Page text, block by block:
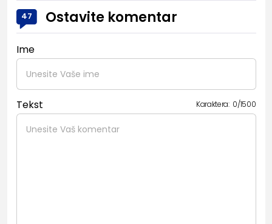
47 Ostavite komentar
Ime
Tekst Karaktera: 0/1500